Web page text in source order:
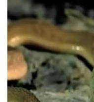
Témata
Témata
Pořady
TV Program